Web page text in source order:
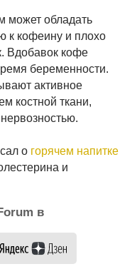
может обладать
к кофеину и плохо
Вдобавок кофе
беременности.
активное
костной ткани,
о горячем напитке
и
в